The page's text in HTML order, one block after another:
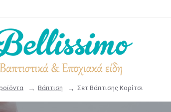
Βάπτιση Σετ Βάπτισης Κορίτσι